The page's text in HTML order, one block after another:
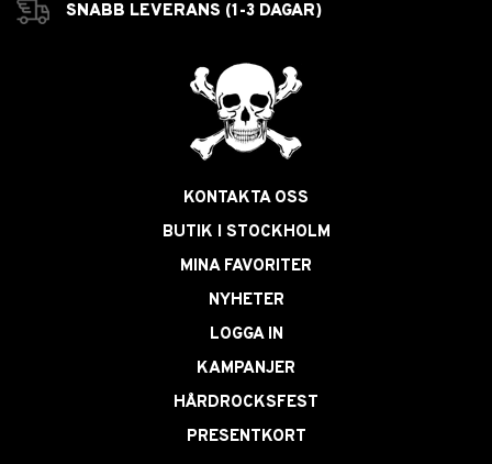
SNABB LEVERANS (1-3 DAGAR)
KONTAKTA OSS
BUTIK I STOCKHOLM
MINA FAVORITER
NYHETER
LOGGA IN
KAMPANJER
HÅRDROCKSFEST
PRESENTKORT